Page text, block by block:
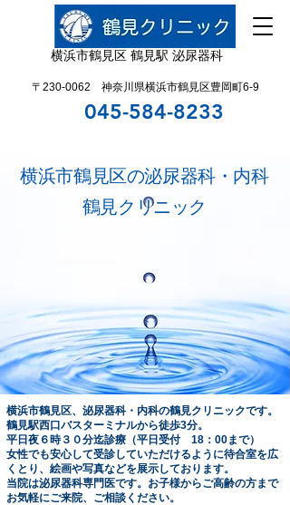
横浜市鶴見区 鶴見駅 泌尿器科
045-584-8233
〒230-0062 神奈川県横浜市鶴見区豊岡町6-9
横浜市鶴見区の泌尿器科・内科
​鶴見クリニック
横浜市鶴見区、泌尿器科・内科の鶴見クリニックです。
鶴見駅西口バスターミナルから徒歩3分。
平日夜６時３０分迄診療（平日受付 18：00まで）
女性でも安心して受診していただけるように待合室を広
くとり、絵画や写真などを展示しております。
当院は泌尿器科専門医です。お子様からご高齢の方まで
お気軽にご来院、ご相談ください。